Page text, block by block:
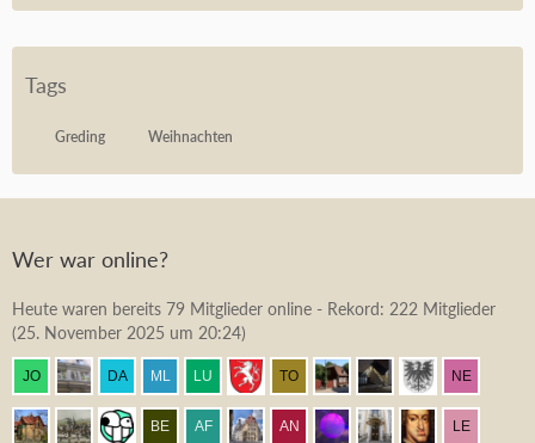
Tags
Greding Weihnachten
Wer war online?
Heute waren bereits 79 Mitglieder online - Rekord: 222 Mitglieder
(25. November 2025 um 20:24)